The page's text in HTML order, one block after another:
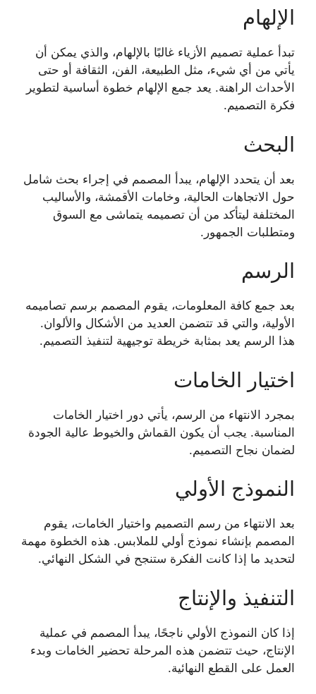
الإلهام
تبدأ عملية تصميم الأزياء غالبًا بالإلهام، والذي يمكن أن
يأتي من أي شيء، مثل الطبيعة، الفن، الثقافة أو حتى
الأحداث الراهنة. يعد جمع الإلهام خطوة أساسية لتطوير
فكرة التصميم.
البحث
بعد أن يتحدد الإلهام، يبدأ المصمم في إجراء بحث شامل
حول الاتجاهات الحالية، وخامات الأقمشة، والأساليب
المختلفة ليتأكد من أن تصميمه يتماشى مع السوق
ومتطلبات الجمهور.
الرسم
بعد جمع كافة المعلومات، يقوم المصمم برسم تصاميمه
الأولية، والتي قد تتضمن العديد من الأشكال والألوان.
هذا الرسم يعد بمثابة خريطة توجيهية لتنفيذ التصميم.
اختيار الخامات
بمجرد الانتهاء من الرسم، يأتي دور اختيار الخامات
المناسبة. يجب أن يكون القماش والخيوط عالية الجودة
لضمان نجاح التصميم.
النموذج الأولي
بعد الانتهاء من رسم التصميم واختيار الخامات، يقوم
المصمم بإنشاء نموذج أولي للملابس. هذه الخطوة مهمة
لتحديد ما إذا كانت الفكرة ستنجح في الشكل النهائي.
التنفيذ والإنتاج
إذا كان النموذج الأولي ناجحًا، يبدأ المصمم في عملية
الإنتاج، حيث تتضمن هذه المرحلة تحضير الخامات وبدء
العمل على القطع النهائية.